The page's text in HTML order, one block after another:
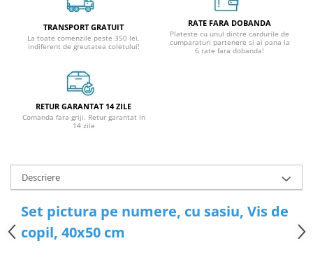
TRANSPORT GRATUIT
La toate comenzile peste 350 lei,
indiferent de greutatea coletului!
RATE FARA DOBANDA
Plateste cu unul dintre cardurile de
cumparaturi partenere si ai pana la
6 rate fara dobanda!
RETUR GARANTAT 14 ZILE
Comanda fara griji. Retur garantat in
14 zile
Descriere
Set pictura pe numere, cu sasiu, Vis de
copil, 40x50 cm